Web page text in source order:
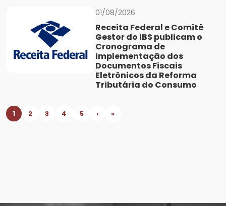
01/08/2026
Receita Federal e Comitê
Gestor do IBS publicam o
Cronograma de
Implementação dos
Documentos Fiscais
Eletrônicos da Reforma
Tributária do Consumo
1 2 3 4 5 › »